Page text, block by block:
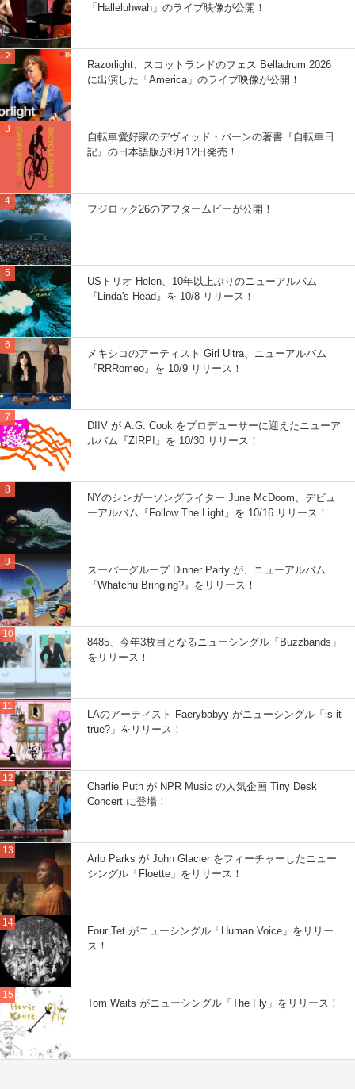
「Halleluhwah」のライブ映像が公開！
Razorlight、スコットランドのフェス Belladrum 2026
に出演した「America」のライブ映像が公開！
自転車愛好家のデヴィッド・バーンの著書『自転車日
記』の日本語版が8月12日発売！
フジロック26のアフタームビーが公開！
USトリオ Helen、10年以上ぶりのニューアルバム
『Linda's Head』を 10/8 リリース！
メキシコのアーティスト Girl Ultra、ニューアルバム
『RRRomeo』を 10/9 リリース！
DIIV が A.G. Cook をプロデューサーに迎えたニューア
ルバム『ZIRP!』を 10/30 リリース！
NYのシンガーソングライター June McDoom、デビュ
ーアルバム『Follow The Light』を 10/16 リリース！
スーパーグループ Dinner Party が、ニューアルバム
『Whatchu Bringing?』をリリース！
8485、今年3枚目となるニューシングル「Buzzbands」
をリリース！
LAのアーティスト Faerybabyy がニューシングル「is it
true?」をリリース！
Charlie Puth が NPR Music の人気企画 Tiny Desk
Concert に登場！
Arlo Parks が John Glacier をフィーチャーしたニュー
シングル「Floette」をリリース！
Four Tet がニューシングル「Human Voice」をリリー
ス！
Tom Waits がニューシングル「The Fly」をリリース！